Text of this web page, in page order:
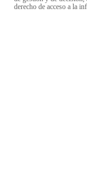
derecho de acceso a la